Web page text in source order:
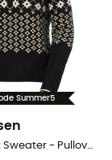
Summer5
W Après Knit Sweater - Pullover mulher